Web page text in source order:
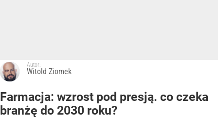
Autor:
Witold Ziomek
Farmacja: wzrost pod presją. co czeka
branżę do 2030 roku?